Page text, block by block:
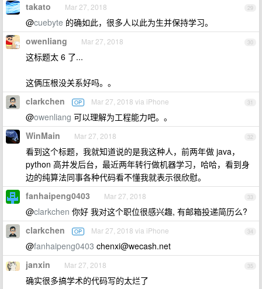
29
takato Mar 27, 2018
@cuebyte 的确如此，很多人以此为生并保持学习。
30
owenliang Mar 27, 2018
这标题太 6 了...
这俩压根没关系好吗。。
31
clarkchen OP Mar 27, 2018 via iPhone
@owenliang 可以理解为工程能力吧。。
32
WinMain Mar 27, 2018
看到这个标题，我就知道说的是我这种人，前两年做 java，
python 高并发后台，最近两年转行做机器学习，哈哈，看到身
边的纯算法同事各种代码看不懂我就表示很欣慰。
33
fanhaipeng0403 Mar 27, 2018
@clarkchen 你好 我对这个职位很感兴趣, 有邮箱投递简历么?
34
clarkchen OP Mar 27, 2018 via iPhone
@fanhaipeng0403 chenxi@wecash.net
35
janxin Mar 27, 2018
确实很多搞学术的代码写的太烂了